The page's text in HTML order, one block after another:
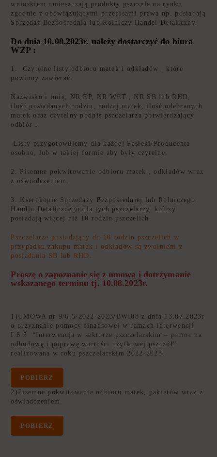
wnioskiem umieszczają produkty pszczele na rynku
zgodnie z obowiązującymi przepisami prawa np. posiadają
Sprzedaż Bezpośrednią lub Rolniczy Handel Detaliczny.
Do dnia 10.08.2023r. należy dostarczyć do biura
WZP :
1. Czytelne listy odbioru matek i odkładów , które
powinny zawierać:
Nazwisko i imię, NR EP, NR WET., NR SB lub RHD,
ilość posiadanych rodzin, rodzaj matek, ilość odebranych
matek oraz czytelny podpis pszczelarza potwierdzający
odbiór .
Listy przygotowujemy dla każdej Pasieki/Producenta
osobno, lub w takiej formie aby były czytelne.
2. Pisemne pokwitowanie odbioru matek , odkładów wraz
z oświadczeniem.
3. Kserokopie Sprzedaży Bezpośredniej lub Rolniczego
Handlu Detalicznego dla tych pszczelarzy, którzy
posiadają więcej niż 10 rodzin pszczelich.
Pszczelarze posiadający do 10 rodzin pszczelich w
przypadku zakupu matek i odkładów są zwolnieni z
posiadania SB lub RHD.
Proszę o zapoznanie się z umową i dotrzymanie
wskazanego terminu tj. 10.08.2023r.
1)UMOWA nr 9/6.5/2022-2023/BWI08 z dnia 13.07.2023r
o przyznanie pomocy finansowej w ramach interwencji
I.6.5 “Interwencja w sektorze pszczelarskim – pomoc na
odbudowę i poprawę wartości użytkowej pszczół”
realizowana w roku pszczelarskim 2022-2023.
POBIERZ
2)Pisemne pokwitowanie odbioru matek, pakietów wraz z
oświadczeniem.
POBIERZ